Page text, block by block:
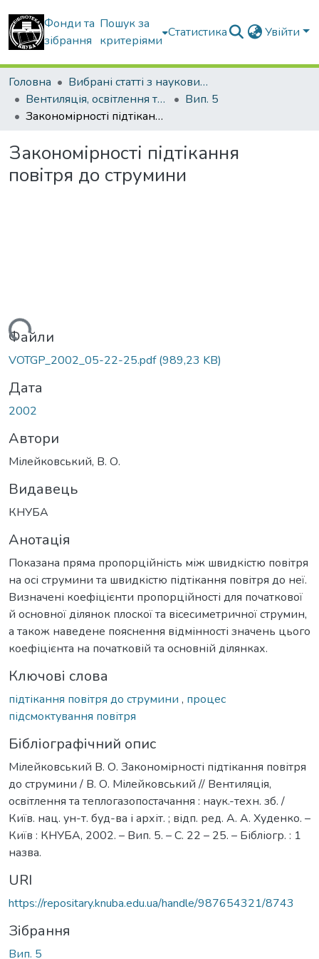
Фонди та
зібрання
Пошук за
критеріями
Статистика Увійти
Головна
Вибрані статті з наукових збірників КНУБА
Вентиляція, освітлення та теплогазопостачання
Вип. 5
Закономірності підтікання повітря до струмини
Закономірності підтікання
повітря до струмини
Файли
VOTGP_2002_05-22-25.pdf(989,23 KB)
Дата
2002
Автори
Мілейковський, В. О.
Видавець
КНУБА
Анотація
Показана пряма пропорційність між швидкістю повітря
на осі струмини та швидкістю підтікання повітря до неї.
Визначені коефіцієнти пропорційності для початкової
й основної ділянок плоскої та вісесиметричної струмин,
а також наведене пояснення відмінності значень цього
коефіцієнта на початковій та основній ділянках.
Ключові слова
підтікання повітря до струмини , процес
підсмоктування повітря
Бібліографічний опис
Мілейковський В. О. Закономірності підтікання повітря
до струмини / В. О. Мілейковський // Вентиляція,
освітлення та теплогазопостачання : наук.-техн. зб. /
Київ. нац. ун-т. буд-ва і архіт. ; відп. ред. А. А. Худенко. –
Київ : КНУБА, 2002. – Вип. 5. – С. 22 – 25. – Бібліогр. : 1
назва.
URI
https://repositary.knuba.edu.ua/handle/987654321/8743
Зібрання
Вип. 5